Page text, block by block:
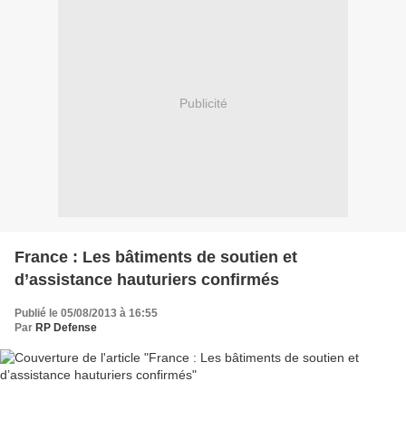
Publicité
France : Les bâtiments de soutien et
d’assistance hauturiers confirmés
Publié le 05/08/2013 à 16:55
Par RP Defense